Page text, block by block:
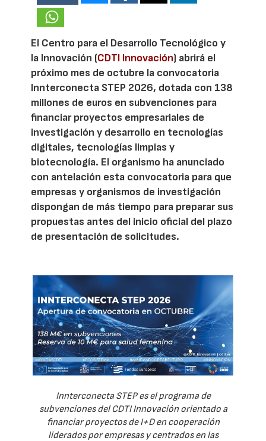
El Centro para el Desarrollo Tecnológico y
la Innovación (CDTI Innovación) abrirá el
próximo mes de octubre la convocatoria
Innterconecta STEP 2026, dotada con 138
millones de euros en subvenciones para
financiar proyectos empresariales de
investigación y desarrollo en tecnologías
digitales, tecnologías limpias y
biotecnología. El organismo ha anunciado
con antelación esta convocatoria para que
empresas y organismos de investigación
dispongan de más tiempo para preparar sus
propuestas antes del inicio oficial del plazo
de presentación de solicitudes.
Innterconecta STEP es el programa de
subvenciones del CDTI Innovación orientado a
financiar proyectos de I+D en cooperación
liderados por empresas y centrados en las